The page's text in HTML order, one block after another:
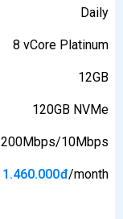
Daily
8 vCore Platinum
12GB
120GB NVMe
200Mbps/10Mbps
1.460.000đ/month